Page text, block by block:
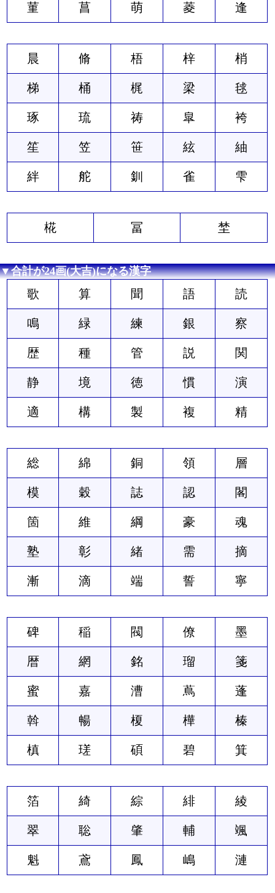
菫 菖 萌 菱 逢
晨 脩 梧 梓 梢
梯 桶 梶 梁 毬
琢 琉 祷 皐 袴
笙 笠 笹 絃 紬
絆 舵 釧 雀 雫
椛 冨 埜
▼合計が24画(大吉)になる漢字
歌 算 聞 語 読
鳴 緑 練 銀 察
歴 種 管 説 関
静 境 徳 慣 演
適 構 製 複 精
総 綿 銅 領 層
模 穀 誌 認 閣
箇 維 綱 豪 魂
塾 彰 緒 需 摘
漸 滴 端 誓 寧
碑 稲 閥 僚 墨
暦 網 銘 瑠 箋
蜜 嘉 漕 蔦 蓬
斡 暢 榎 樺 榛
槙 瑳 碩 碧 箕
箔 綺 綜 緋 綾
翠 聡 肇 輔 颯
魁 鳶 鳳 嶋 漣